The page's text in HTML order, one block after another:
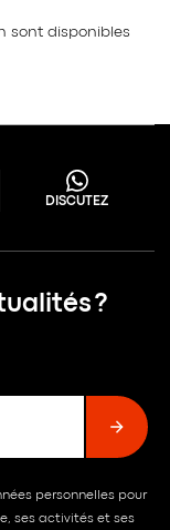
sont disponibles
DISCUTEZ
?
personnelles pour
ses activités et ses